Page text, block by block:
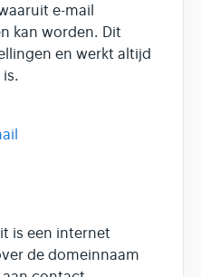
e-mail
kan worden. Dit
en werkt altijd
is een internet
de domeinnaam